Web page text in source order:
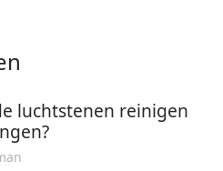
luchtstenen reinigen